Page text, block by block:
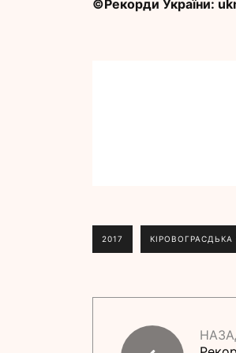
©Рекорди України:
2017 КІРОВОГРАСДЬКА